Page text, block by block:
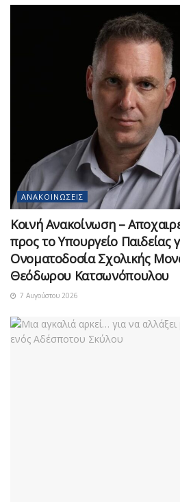
ΑΝΑΚΟΙΝΏΣΕΙΣ
Κοινή Ανακοίνωση –
προς το Υπουργείο Παιδείας
Ονοματοδοσία Σχολικής
Θεόδωρου Κατσωνόπουλου
7 Αυγούστου 2026